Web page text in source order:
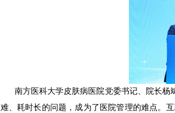
南方医科大学皮肤病医院党委书记、院长
难、耗时长的问题，成为了医院管理的难点。